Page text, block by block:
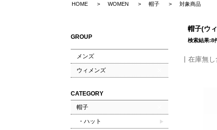
HOME WOMEN 帽子 対象商品
GROUP
メンズ
ウィメンズ
CATEGORY
帽子
・ハット
帽子(ウ
検索結果:8
在庫無し